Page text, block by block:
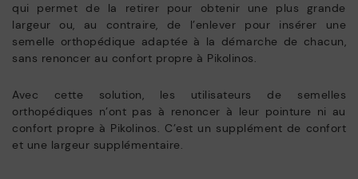
qui permet de la retirer pour obtenir une plus grande
largeur ou, au contraire, de l’enlever pour insérer une
semelle orthopédique adaptée à la démarche de chacun,
sans renoncer au confort propre à Pikolinos.
Avec cette solution, les utilisateurs de semelles
orthopédiques n’ont pas à renoncer à leur pointure ni au
confort propre à Pikolinos. C’est un supplément de confort
et une largeur supplémentaire.